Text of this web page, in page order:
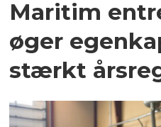
Maritim
øger
stærkt